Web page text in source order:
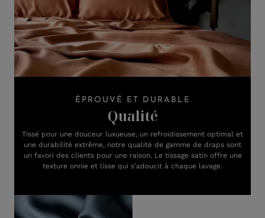
ÉPROUVÉ ET DURABLE
Qualité
Tissé pour une douceur luxueuse, un refroidissement optimal et
une durabilité extrême, notre qualité de gamme de draps sont
un favori des clients pour une raison. Le tissage satin offre une
texture onnie et lisse qui s’adoucit à chaque lavage.